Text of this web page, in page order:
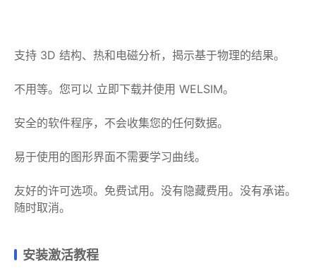
支持 3D 结构、热和电磁分析，揭示基于物理的结果。
不用等。您可以 立即下载并使用 WELSIM。
安全的软件程序，不会收集您的任何数据。
易于使用的图形界面不需要学习曲线。
友好的许可选项。免费试用。没有隐藏费用。没有承诺。
随时取消。
安装激活教程